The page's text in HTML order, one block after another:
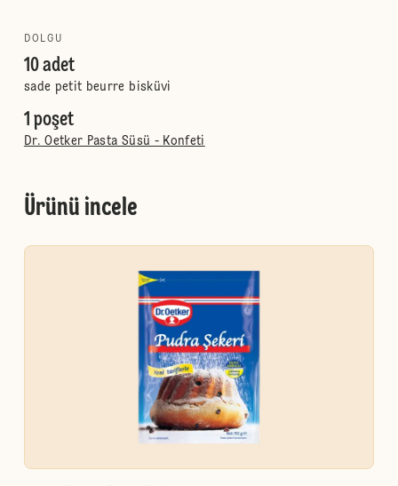
DOLGU
10 adet
sade petit beurre bisküvi
1 poşet
Dr. Oetker Pasta Süsü - Konfeti
Ürünü incele